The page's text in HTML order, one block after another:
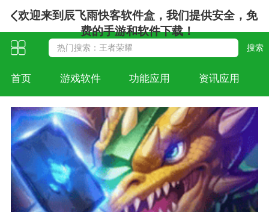
欢迎来到辰飞雨快客软件盒，我们提供安全，免
费的手游和软件下载！
首页 游戏软件 功能应用 资讯应用